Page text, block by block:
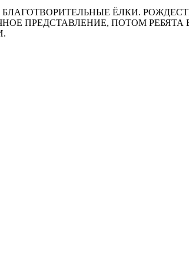
ЁЛКИ.
ПРЕДСТАВЛЕНИЕ, ПОТОМ РЕБЯТА